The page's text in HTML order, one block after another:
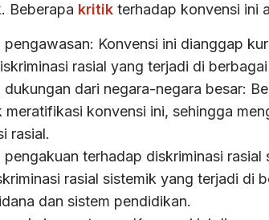
Beberapa kritik terhadap konvensi ini
pengawasan: Konvensi ini dianggap
rasial yang terjadi di
dukungan dari negara-negara besar:
meratifikasi konvensi ini, sehingga
rasial.
pengakuan terhadap diskriminasi
rasial sistemik yang terjadi di
dan sistem pendidikan.